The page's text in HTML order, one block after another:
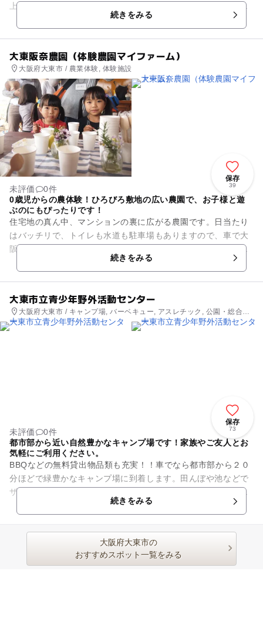
上と、体育館およびグラウンドの活用による市民スポーツ環境
の向上を目的とし、大東市...続きをみる
大東阪奈農園（体験農園マイファーム）
大阪府大東市 / 農業体験, 体験施設
保存
39
未評価
0件
0歳児からの農体験！ひろびろ敷地の広い農園で、お子様と遊
ぶのにもぴったりです！
住宅地の真ん中、マンションの裏に広がる農園です。日当たり
はバッチリで、トイレも水道も駐車場もありますので、車で大
阪市内から来られても安心して楽しめるのが魅力！知識豊富な
管理人が、初めての方から、...続きをみる
大東市立青少年野外活動センター
大阪府大東市 / キャンプ場, バーベキュー, アスレチック, 公園・総合公
園, ホテル・旅館
保存
73
未評価
0件
都市部から近い自然豊かなキャンプ場です！家族やご友人とお
気軽にご利用ください。
BBQなどの無料貸出物品類も充実！！車でなら都市部から２０
分ほどで緑豊かなキャンプ場に到着します。田んぼや池などで
ザリガニを釣ったり、小さなアスレチックで遊んだりできま
す。カレー作りや、ピザづく...続きをみる
大阪府大東市の
おすすめスポット一覧をみる